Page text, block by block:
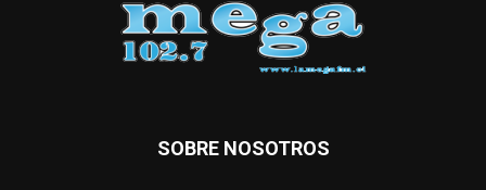
SOBRE NOSOTROS